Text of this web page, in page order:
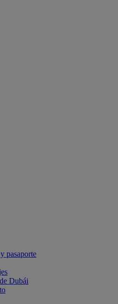
pasaporte
Dubái